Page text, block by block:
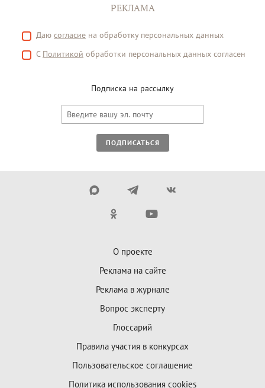
РЕКЛАМА
Даю согласие на обработку персональных данных
С Политикой обработки персональных данных согласен
Подписка на рассылку
ПОДПИСАТЬСЯ
О проекте
Реклама на сайте
Реклама в журнале
Вопрос эксперту
Глоссарий
Правила участия в конкурсах
Пользовательское соглашение
Политика использования cookies